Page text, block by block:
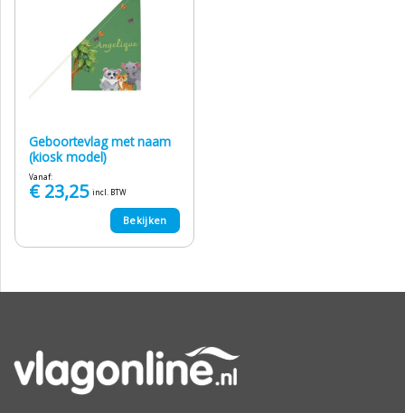
Geboortevlag met naam
(kiosk model)
Vanaf:
€23,25 incl. BTW
Bekijken